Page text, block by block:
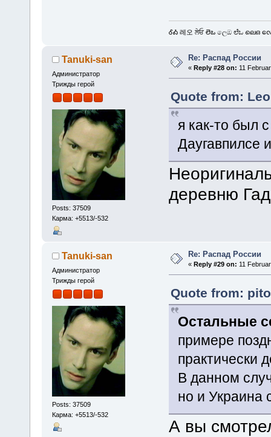
ᎴᎣ 레오 ਲੇਓ లెఒ ලෙඔ ಲೆಒ ലെഒ လ
Tanuki-san
Администратор
Трижды герой
Posts: 37509
Карма: +5513/-532
Re: Распад России
« Reply #28 on: 11
Quote from:
я как-то был
Даугавпилсе
деревню
Tanuki-san
Администратор
Трижды герой
Posts: 37509
Карма: +5513/-532
Re: Распад России
«Reply #29 on: 11
Quote from:
Остальные
примере
практически
В данном
но и Украина
А вы